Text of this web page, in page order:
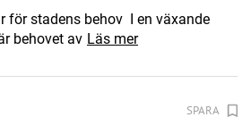
för stadens behov I en växande
behovet av Läs mer
SPARA